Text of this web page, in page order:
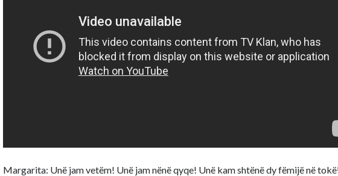
Margarita: Unë jam vetëm! Unë jam nënë qyqe! Unë kam shtënë dy fëmijë në